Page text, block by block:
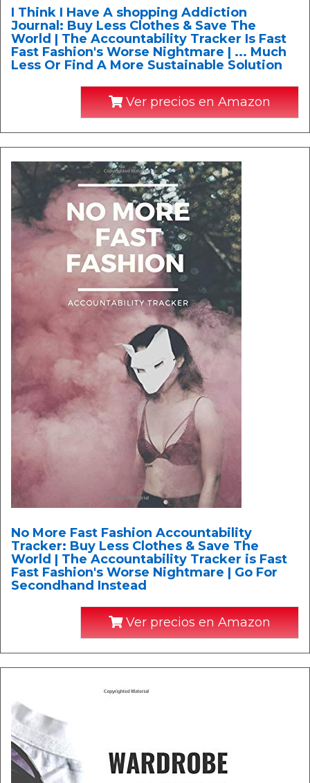
I Think I Have A shopping Addiction
Journal: Buy Less Clothes & Save The
World | The Accountability Tracker Is Fast
Fast Fashion's Worse Nightmare | ... Much
Less Or Find A More Sustainable Solution
Ver precios en Amazon
No More Fast Fashion Accountability
Tracker: Buy Less Clothes & Save The
World | The Accountability Tracker is Fast
Fast Fashion's Worse Nightmare | Go For
Secondhand Instead
Ver precios en Amazon